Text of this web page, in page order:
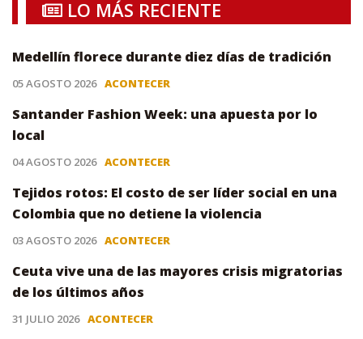
LO MÁS RECIENTE
Medellín florece durante diez días de tradición
05 AGOSTO 2026 ACONTECER
Santander Fashion Week: una apuesta por lo
local
04 AGOSTO 2026 ACONTECER
Tejidos rotos: El costo de ser líder social en una
Colombia que no detiene la violencia
03 AGOSTO 2026 ACONTECER
Ceuta vive una de las mayores crisis migratorias
de los últimos años
31 JULIO 2026 ACONTECER